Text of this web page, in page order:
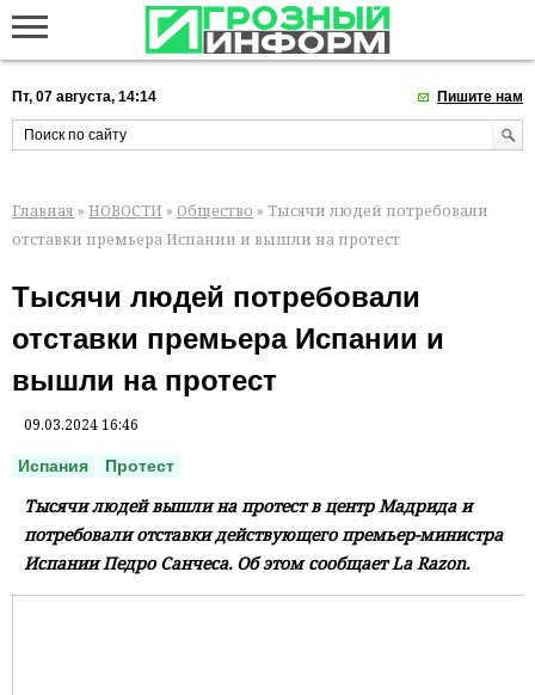
Пт, 07 августа, 14:14 Пишите нам
Главная » НОВОСТИ » Общество » Тысячи людей потребовали
отставки премьера Испании и вышли на протест
Тысячи людей потребовали
отставки премьера Испании и
вышли на протест
09.03.2024 16:46
Испания Протест
Тысячи людей вышли на протест в центр Мадрида и
потребовали отставки действующего премьер-министра
Испании Педро Санчеса. Об этом сообщает La Razon.